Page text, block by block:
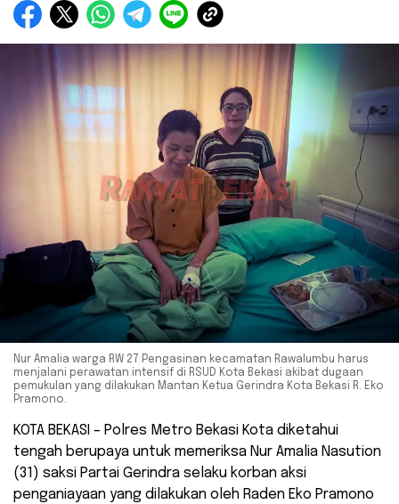
Nur Amalia warga RW 27 Pengasinan kecamatan Rawalumbu harus
menjalani perawatan intensif di RSUD Kota Bekasi akibat dugaan
pemukulan yang dilakukan Mantan Ketua Gerindra Kota Bekasi R. Eko
Pramono.
KOTA BEKASI – Polres Metro Bekasi Kota diketahui
tengah berupaya untuk memeriksa Nur Amalia Nasution
(31) saksi Partai Gerindra selaku korban aksi
penganiayaan yang dilakukan oleh Raden Eko Pramono